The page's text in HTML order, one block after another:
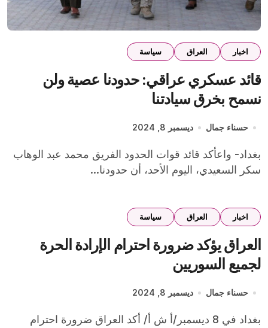
اخبار العراق سياسة
قائد عسكري عراقي: حدودنا عصية ولن
نسمح بخرق سيادتنا
حسناء جمال ديسمبر 8, 2024
بغداد- واعأكد قائد قوات الحدود الفريق محمد عبد الوهاب
سكر السعيدي، اليوم الأحد، أن حدودنا...
اخبار العراق سياسة
العراق يؤكد ضرورة احترام الإرادة الحرة
لجميع السوريين
حسناء جمال ديسمبر 8, 2024
بغداد في 8 ديسمبر/أ ش أ/ أكد العراق ضرورة احترام